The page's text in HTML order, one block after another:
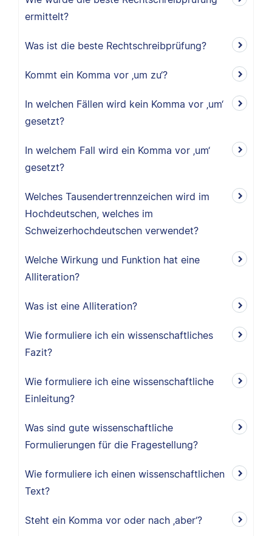
ermittelt?
Was ist die beste Rechtschreibprüfung?
Kommt ein Komma vor ‚um zu‘?
In welchen Fällen wird kein Komma vor ‚um‘
gesetzt?
In welchem Fall wird ein Komma vor ‚um‘
gesetzt?
Welches Tausendertrennzeichen wird im
Hochdeutschen, welches im
Schweizerhochdeutschen verwendet?
Welche Wirkung und Funktion hat eine
Alliteration?
Was ist eine Alliteration?
Wie formuliere ich ein wissenschaftliches
Fazit?
Wie formuliere ich eine wissenschaftliche
Einleitung?
Was sind gute wissenschaftliche
Formulierungen für die Fragestellung?
Wie formuliere ich einen wissenschaftlichen
Text?
Steht ein Komma vor oder nach ‚aber‘?